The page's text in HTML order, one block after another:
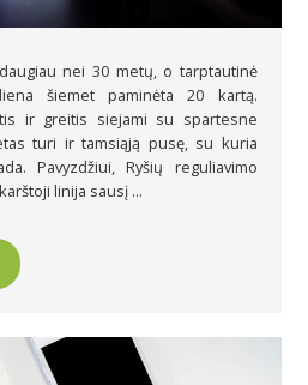
nei 30 metų, o tarptautinė
šiemet paminėta 20 kartą.
ir greitis siejami su spartesne
turi ir tamsiąją pusę, su kuria
Pavyzdžiui, Ryšių reguliavimo
linija sausį ...